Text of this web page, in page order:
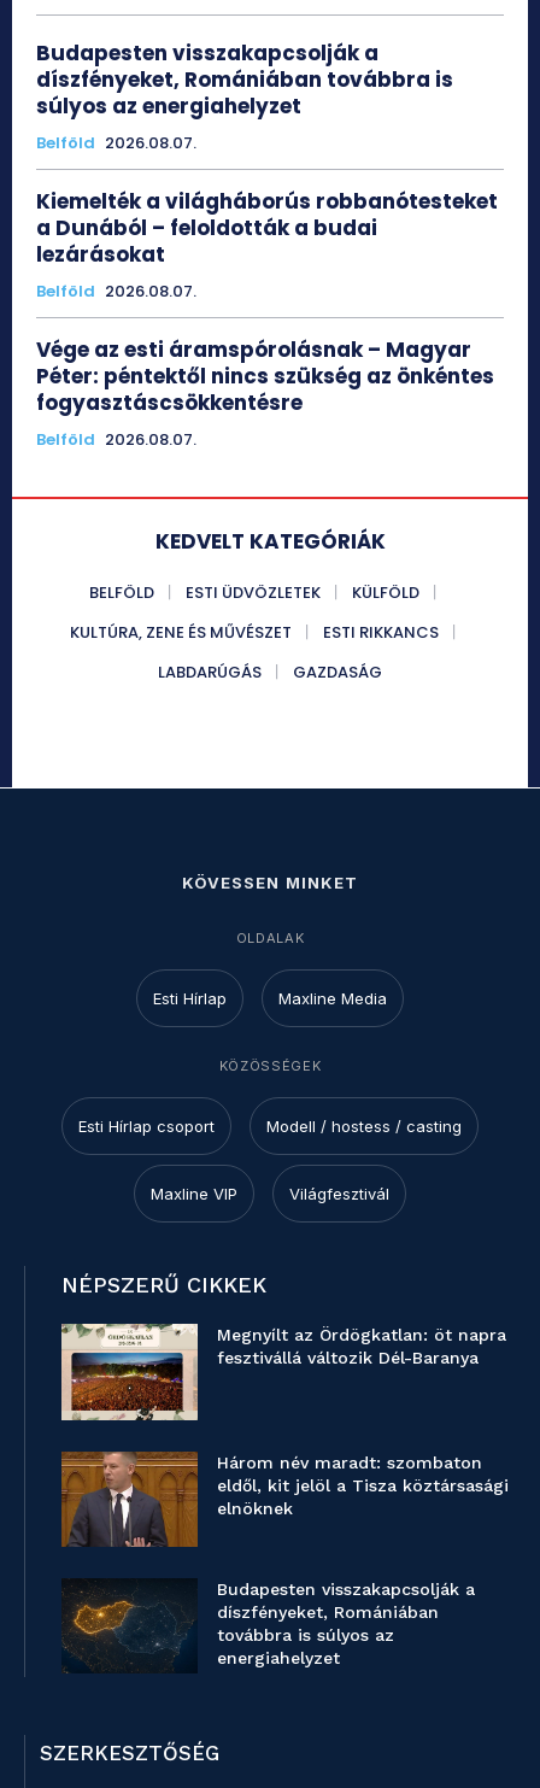
Budapesten visszakapcsolják a
díszfényeket, Romániában továbbra is
súlyos az energiahelyzet
Belföld 2026.08.07.
Kiemelték a világháborús robbanótesteket
a Dunából – feloldották a budai
lezárásokat
Belföld 2026.08.07.
Vége az esti áramspórolásnak – Magyar
Péter: péntektől nincs szükség az önkéntes
fogyasztáscsökkentésre
Belföld 2026.08.07.
KEDVELT KATEGÓRIÁK
BELFÖLD ESTI ÜDVÖZLETEK
KÜLFÖLD
KULTÚRA, ZENE ÉS MŰVÉSZET
ESTI RIKKANCS
LABDARÚGÁS
GAZDASÁG
KÖVESSEN MINKET
OLDALAK
Esti Hírlap Maxline Media
KÖZÖSSÉGEK
Esti Hírlap csoport Modell / hostess / casting
Maxline VIP Világfesztivál
NÉPSZERŰ CIKKEK
Megnyílt az Ördögkatlan: öt napra
fesztivállá változik Dél-Baranya
Három név maradt: szombaton
eldől, kit jelöl a Tisza köztársasági
elnöknek
Budapesten visszakapcsolják a
díszfényeket, Romániában
továbbra is súlyos az
energiahelyzet
SZERKESZTŐSÉG